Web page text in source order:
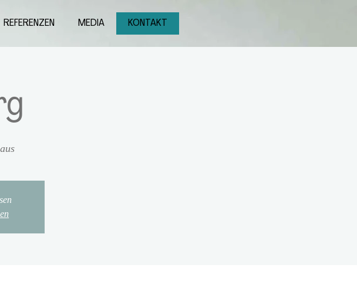
REFERENZEN MEDIA KONTAKT